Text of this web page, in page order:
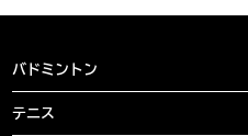
バドミントン
テニス